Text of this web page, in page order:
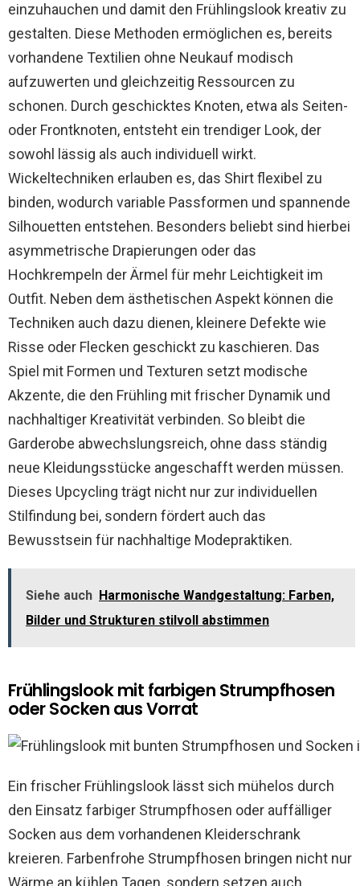
einzuhauchen und damit den Frühlingslook kreativ zu
gestalten. Diese Methoden ermöglichen es, bereits
vorhandene Textilien ohne Neukauf modisch
aufzuwerten und gleichzeitig Ressourcen zu
schonen. Durch geschicktes Knoten, etwa als Seiten-
oder Frontknoten, entsteht ein trendiger Look, der
sowohl lässig als auch individuell wirkt.
Wickeltechniken erlauben es, das Shirt flexibel zu
binden, wodurch variable Passformen und spannende
Silhouetten entstehen. Besonders beliebt sind hierbei
asymmetrische Drapierungen oder das
Hochkrempeln der Ärmel für mehr Leichtigkeit im
Outfit. Neben dem ästhetischen Aspekt können die
Techniken auch dazu dienen, kleinere Defekte wie
Risse oder Flecken geschickt zu kaschieren. Das
Spiel mit Formen und Texturen setzt modische
Akzente, die den Frühling mit frischer Dynamik und
nachhaltiger Kreativität verbinden. So bleibt die
Garderobe abwechslungsreich, ohne dass ständig
neue Kleidungsstücke angeschafft werden müssen.
Dieses Upcycling trägt nicht nur zur individuellen
Stilfindung bei, sondern fördert auch das
Bewusstsein für nachhaltige Modepraktiken.
Siehe auch Harmonische Wandgestaltung: Farben,
Bilder und Strukturen stilvoll abstimmen
Frühlingslook mit farbigen Strumpfhosen
oder Socken aus Vorrat
Ein frischer Frühlingslook lässt sich mühelos durch
den Einsatz farbiger Strumpfhosen oder auffälliger
Socken aus dem vorhandenen Kleiderschrank
kreieren. Farbenfrohe Strumpfhosen bringen nicht nur
Wärme an kühlen Tagen, sondern setzen auch